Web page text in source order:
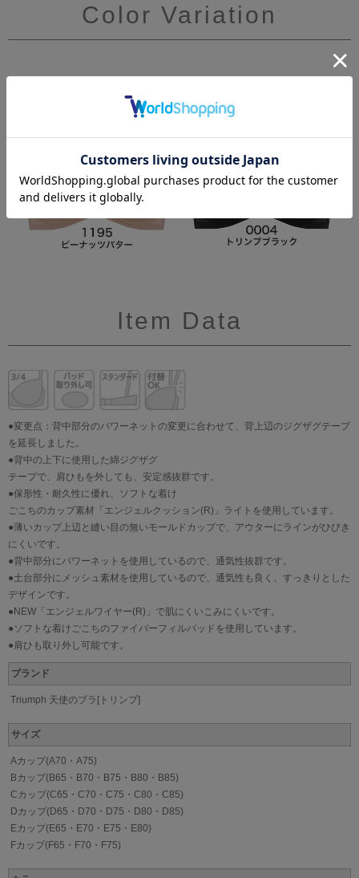
Color Variation
Item Data
●変更点：背中部分のパワーネットの変更に合わせて、背上辺のジグザグテープ
を延長しました。
●背中の上下に使用した綿ジグザグ
テープで、肩ひもを外しても、安定感抜群です。
●保形性・耐久性に優れ、ソフトな着け
ごこちのカップ素材「エンジェルクッション(R)」ライトを使用しています。
●薄いカップ上辺と縫い目の無いモールドカップで、アウターにラインがひびき
にくいです。
●背中部分にパワーネットを使用しているので、通気性抜群です。
●土台部分にメッシュ素材を使用しているので、通気性も良く、すっきりとした
デザインです。
●NEW「エンジェルワイヤー(R)」で肌にくいこみにくいです。
●ソフトな着けごこちのファイバーフィルパッドを使用しています。
●肩ひも取り外し可能です。
ブランド
Triumph 天使のブラ[トリンプ]
サイズ
Aカップ(A70・A75)
Bカップ(B65・B70・B75・B80・B85)
Cカップ(C65・C70・C75・C80・C85)
Dカップ(D65・D70・D75・D80・D85)
Eカップ(E65・E70・E75・E80)
Fカップ(F65・F70・F75)